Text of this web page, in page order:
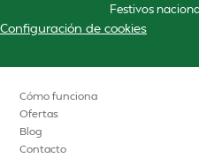
Festivos
Configuración de cookies
Cómo funciona
Ofertas
Blog
Contacto